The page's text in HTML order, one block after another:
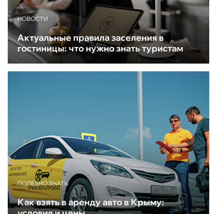
НОВОСТИ
Актуальные правила заселения в
гостиницы: что нужно знать туристам
ПОЛЕЗНО ЗНАТЬ
Как взять в аренду авто в Крыму: